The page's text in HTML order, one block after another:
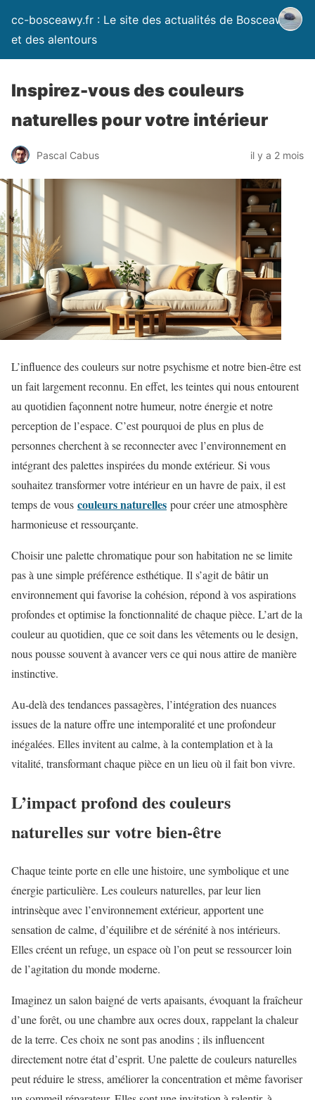
cc-bosceawy.fr : Le site des actualités de Bosceawy
et des alentours
Inspirez-vous des couleurs
naturelles pour votre intérieur
Pascal Cabus il y a 2 mois
L’influence des couleurs sur notre psychisme et notre bien-être est
un fait largement reconnu. En effet, les teintes qui nous entourent
au quotidien façonnent notre humeur, notre énergie et notre
perception de l’espace. C’est pourquoi de plus en plus de
personnes cherchent à se reconnecter avec l’environnement en
intégrant des palettes inspirées du monde extérieur. Si vous
souhaitez transformer votre intérieur en un havre de paix, il est
temps de vous couleurs naturelles pour créer une atmosphère
harmonieuse et ressourçante.
Choisir une palette chromatique pour son habitation ne se limite
pas à une simple préférence esthétique. Il s’agit de bâtir un
environnement qui favorise la cohésion, répond à vos aspirations
profondes et optimise la fonctionnalité de chaque pièce. L’art de la
couleur au quotidien, que ce soit dans les vêtements ou le design,
nous pousse souvent à avancer vers ce qui nous attire de manière
instinctive.
Au-delà des tendances passagères, l’intégration des nuances
issues de la nature offre une intemporalité et une profondeur
inégalées. Elles invitent au calme, à la contemplation et à la
vitalité, transformant chaque pièce en un lieu où il fait bon vivre.
L’impact profond des couleurs
naturelles sur votre bien-être
Chaque teinte porte en elle une histoire, une symbolique et une
énergie particulière. Les couleurs naturelles, par leur lien
intrinsèque avec l’environnement extérieur, apportent une
sensation de calme, d’équilibre et de sérénité à nos intérieurs.
Elles créent un refuge, un espace où l’on peut se ressourcer loin
de l’agitation du monde moderne.
Imaginez un salon baigné de verts apaisants, évoquant la fraîcheur
d’une forêt, ou une chambre aux ocres doux, rappelant la chaleur
de la terre. Ces choix ne sont pas anodins ; ils influencent
directement notre état d’esprit. Une palette de couleurs naturelles
peut réduire le stress, améliorer la concentration et même favoriser